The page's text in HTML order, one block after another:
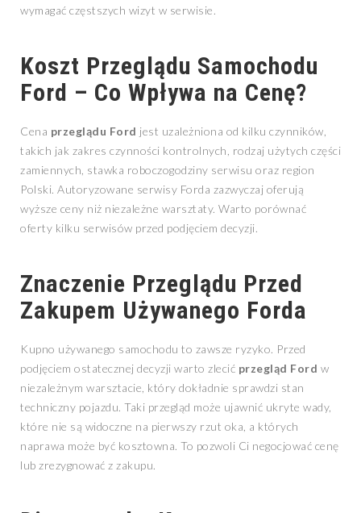
wymagać częstszych wizyt w serwisie.
Koszt Przeglądu Samochodu
Ford – Co Wpływa na Cenę?
Cena przeglądu Ford jest uzależniona od kilku czynników,
takich jak zakres czynności kontrolnych, rodzaj użytych części
zamiennych, stawka roboczogodziny serwisu oraz region
Polski. Autoryzowane serwisy Forda zazwyczaj oferują
wyższe ceny niż niezależne warsztaty. Warto porównać
oferty kilku serwisów przed podjęciem decyzji.
Znaczenie Przeglądu Przed
Zakupem Używanego Forda
Kupno używanego samochodu to zawsze ryzyko. Przed
podjęciem ostatecznej decyzji warto zlecić przegląd Ford w
niezależnym warsztacie, który dokładnie sprawdzi stan
techniczny pojazdu. Taki przegląd może ujawnić ukryte wady,
które nie są widoczne na pierwszy rzut oka, a których
naprawa może być kosztowna. To pozwoli Ci negocjować cenę
lub zrezygnować z zakupu.